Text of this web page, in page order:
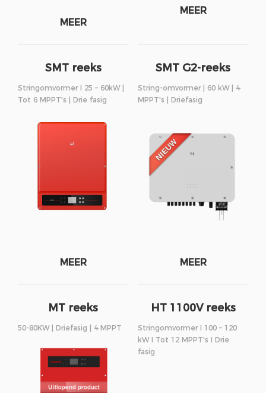
MEER
MEER
SMT reeks
Stringomvormer I 25 – 60kW |
Tot 6 MPPT's | Drie fasig
MEER
SMT G2-reeks
String-omvormer | 60 kW | 4
MPPT's | Driefasig
MEER
MT reeks
50-80KW | Driefasig | 4 MPPT
HT 1100V reeks
Stringomvormer I 100 – 120
kW I Tot 12 MPPT's I Drie
fasig